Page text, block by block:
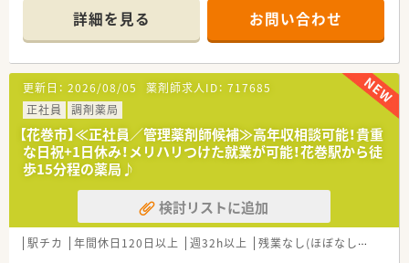
が経験できるような環境です。
☆薬剤師は現在5名在籍しています。在宅に不安がある方でもサ
ポートできる体制のため、安心して勤務いただけます！
☆最寄り駅は盛岡駅で、車で10分程度の位置にございます。
～～ 魅力ポイント紹介♪ ～～
・休暇制度長期休暇にできるリフレッシュ休暇制度、永年勤続表
彰制度、産休・育休の取得実績もございます。子育てと両立して
長く活躍できるよう、育休復帰などのバックアップもしっかりし
て頂ける体制です◎
・人柄重視の採用！そのため入社後に人間関係で悩まない環境づ
くりを経営者側が考えています。
店舗展開も多くあるため、希望に応じて店舗異動もあり、様々な
環境で経験を積みたい方にもオススメです！
～～ 企業紹介 ～～
詳細を見る お問い合わせ
更新日： 2026/08/05 薬剤師求人ID： 717685
正社員
調剤薬局
【花巻市】≪正社員／管理薬剤師候補≫高年収相談可能！貴重
な日祝+1日休み！メリハリつけた就業が可能！花巻駅から徒
歩15分程の薬局♪
検討リストに追加
駅チカ 年間休日120日以上 週32h以上 残業なし(ほぼなし含む)